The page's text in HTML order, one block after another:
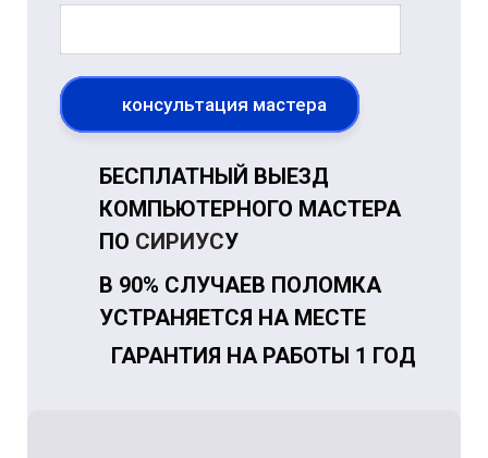
консультация мастера
БЕСПЛАТНЫЙ ВЫЕЗД
КОМПЬЮТЕРНОГО МАСТЕРА
ПО СИРИУСУ
В 90% СЛУЧАЕВ ПОЛОМКА
УСТРАНЯЕТСЯ НА МЕСТЕ
ГАРАНТИЯ НА РАБОТЫ 1 ГОД